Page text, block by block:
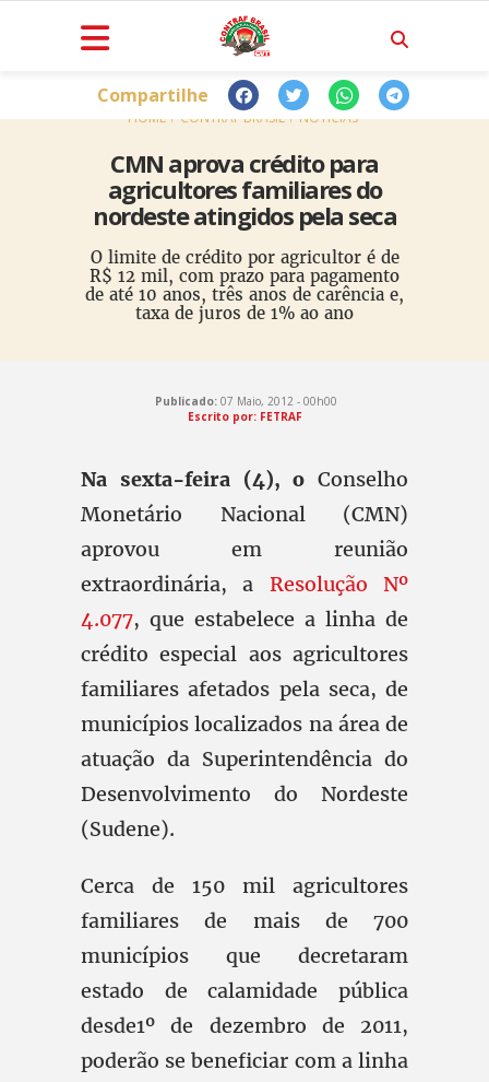
HOME CONTRAF BRASIL NOTÍCIAS
CMN aprova crédito para
agricultores familiares do
nordeste atingidos pela seca
O limite de crédito por agricultor é de
R$ 12 mil, com prazo para pagamento
de até 10 anos, três anos de carência e,
taxa de juros de 1% ao ano
Compartilhe
Publicado: 07 Maio, 2012 - 00h00
Escrito por: FETRAF
Na sexta-feira (4), o Conselho
Monetário Nacional (CMN)
aprovou em reunião
extraordinária, a Resolução Nº
4.077, que estabelece a linha de
crédito especial aos agricultores
familiares afetados pela seca, de
municípios localizados na área de
atuação da Superintendência do
Desenvolvimento do Nordeste
(Sudene).
Cerca de 150 mil agricultores
familiares de mais de 700
municípios que decretaram
estado de calamidade pública
desde1º de dezembro de 2011,
poderão se beneficiar com a linha